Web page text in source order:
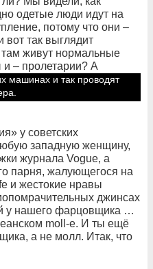
одетые люди идут на
потому что они –
так выглядит
там живут нормальные
– пролетарии? А
машинах и так проводят
у советских
западную женщину,
журнала Vogue, а
парня, жалующегося на
и жестокие нравы
джинсах
у нашего фарцовщика …
moll-e. И ты ещё
а не молл. Итак, что